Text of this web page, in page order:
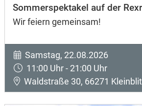
Sommerspektakel auf der
Wir feiern gemeinsam!
Samstag, 22.08.2026
11:00 Uhr - 21:00 Uhr
Waldstraße 30, 66271